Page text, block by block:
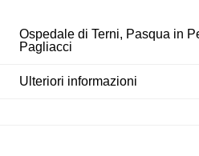
Ospedale di Terni, Pasqua in
Pagliacci
Ulteriori informazioni